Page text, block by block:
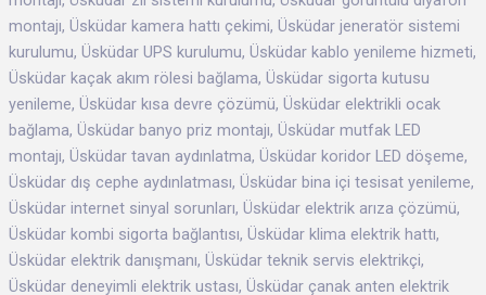
montajı, Üsküdar kamera hattı çekimi, Üsküdar jeneratör sistemi
kurulumu, Üsküdar UPS kurulumu, Üsküdar kablo yenileme hizmeti,
Üsküdar kaçak akım rölesi bağlama, Üsküdar sigorta kutusu
yenileme, Üsküdar kısa devre çözümü, Üsküdar elektrikli ocak
bağlama, Üsküdar banyo priz montajı, Üsküdar mutfak LED
montajı, Üsküdar tavan aydınlatma, Üsküdar koridor LED döşeme,
Üsküdar dış cephe aydınlatması, Üsküdar bina içi tesisat yenileme,
Üsküdar internet sinyal sorunları, Üsküdar elektrik arıza çözümü,
Üsküdar kombi sigorta bağlantısı, Üsküdar klima elektrik hattı,
Üsküdar elektrik danışmanı, Üsküdar teknik servis elektrikçi,
Üsküdar deneyimli elektrik ustası, Üsküdar çanak anten elektrik